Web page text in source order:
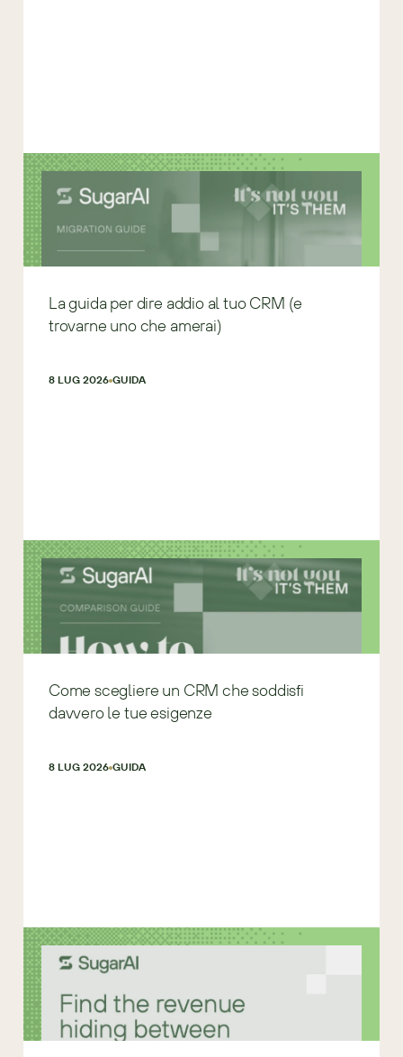
La guida per dire addio al tuo CRM (e
trovarne uno che amerai)
8 LUG 2026 GUIDA
Come scegliere un CRM che soddisfi
davvero le tue esigenze
8 LUG 2026 GUIDA